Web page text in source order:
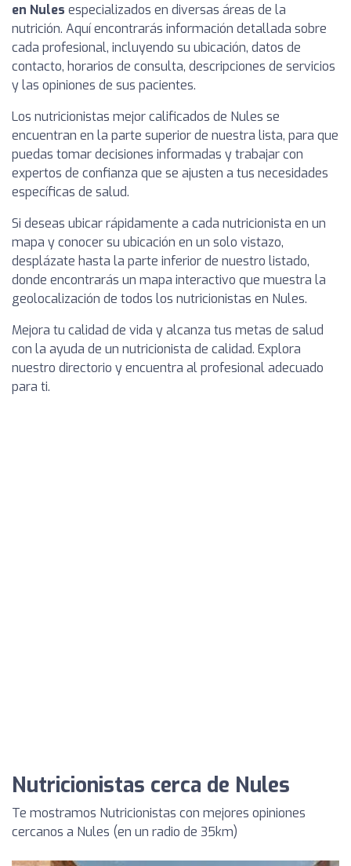
en Nules especializados en diversas áreas de la
nutrición. Aquí encontrarás información detallada sobre
cada profesional, incluyendo su ubicación, datos de
contacto, horarios de consulta, descripciones de servicios
y las opiniones de sus pacientes.
Los nutricionistas mejor calificados de Nules se
encuentran en la parte superior de nuestra lista, para que
puedas tomar decisiones informadas y trabajar con
expertos de confianza que se ajusten a tus necesidades
específicas de salud.
Si deseas ubicar rápidamente a cada nutricionista en un
mapa y conocer su ubicación en un solo vistazo,
desplázate hasta la parte inferior de nuestro listado,
donde encontrarás un mapa interactivo que muestra la
geolocalización de todos los nutricionistas en Nules.
Mejora tu calidad de vida y alcanza tus metas de salud
con la ayuda de un nutricionista de calidad. Explora
nuestro directorio y encuentra al profesional adecuado
para ti.
Nutricionistas cerca de Nules
Te mostramos Nutricionistas con mejores opiniones
cercanos a Nules (en un radio de 35km)